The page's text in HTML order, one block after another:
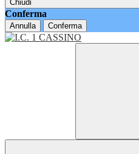
Chiudi
Conferma
Annulla Conferma